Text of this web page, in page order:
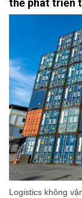
Logistics không